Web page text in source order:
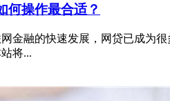
何操作最合适？
金融的快速发展，网贷已成为
将...